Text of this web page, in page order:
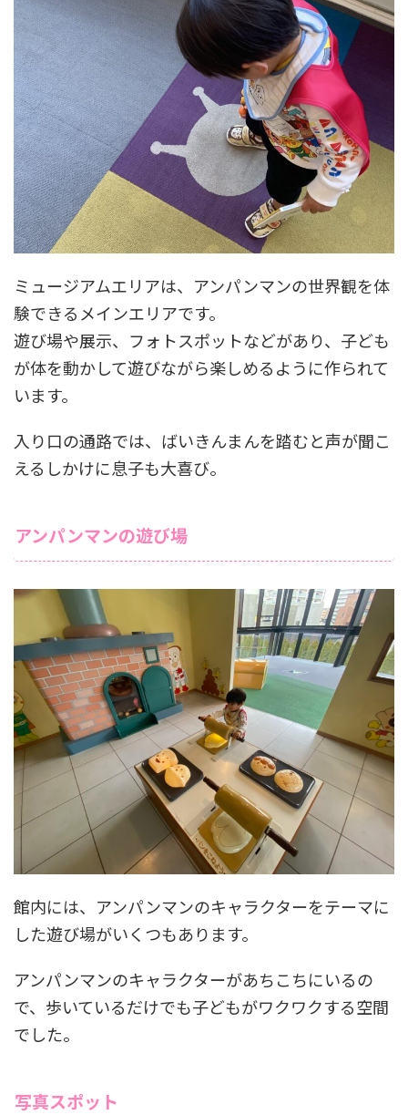
ミュージアムエリアは、アンパンマンの世界観を体
験できるメインエリアです。
遊び場や展示、フォトスポットなどがあり、子ども
が体を動かして遊びながら楽しめるように作られて
います。
入り口の通路では、ばいきんまんを踏むと声が聞こ
えるしかけに息子も大喜び。
アンパンマンの遊び場
館内には、アンパンマンのキャラクターをテーマに
した遊び場がいくつもあります。
アンパンマンのキャラクターがあちこちにいるの
で、歩いているだけでも子どもがワクワクする空間
でした。
写真スポット